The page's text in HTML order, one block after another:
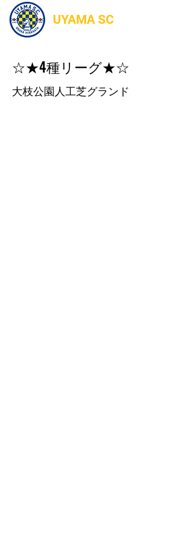
UYAMA SC
☆★4種リーグ★☆
大枝公園人工芝グランド